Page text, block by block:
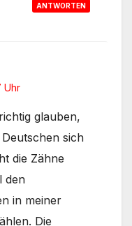
ANTWORTEN
Uhr
glauben,
sich
die Zähne
den
in meiner
Die